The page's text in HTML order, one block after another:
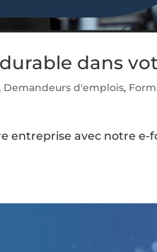
dans
Demandeurs d'emplois,
avec notre e-